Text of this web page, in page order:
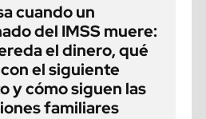
cuando un
del IMSS muere:
el dinero, qué
el siguiente
y cómo siguen las
familiares